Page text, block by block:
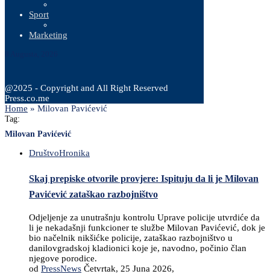
Sport
Marketing
@2025 - Copyright and All Right Reserved
Press.co.me
Home » Milovan Pavićević
Tag:
Milovan Pavićević
DruštvoHronika
Skaj prepiske otvorile provjere: Ispituju da li je Milovan
Pavićević zataškao razbojništvo
Odjeljenje za unutrašnju kontrolu Uprave policije utvrdiće da
li je nekadašnji funkcioner te službe Milovan Pavićević, dok je
bio načelnik nikšićke policije, zataškao razbojništvo u
danilovgradskoj kladionici koje je, navodno, počinio član
njegove porodice.
od PressNews Četvrtak, 25 Juna 2026,